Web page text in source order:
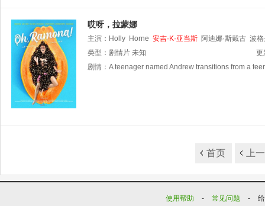
哎呀，拉蒙娜
主演： Holly Horne 安吉·K·亚当斯 阿迪娜·斯戴古 波格
类型： 剧情片 未知
更
剧情： A teenager named Andrew transitions from a
首页 上
使用帮助 - 常见问题 -